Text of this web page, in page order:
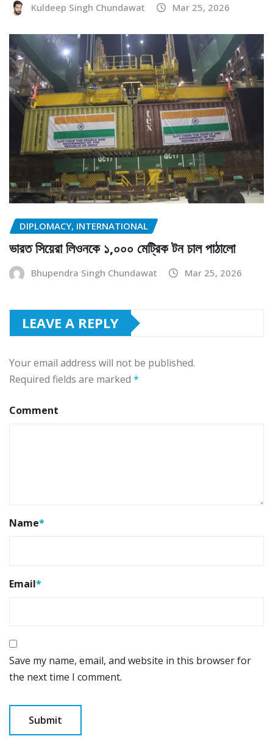
Kuldeep Singh Chundawat Mar 25, 2026
DIPLOMACY, INTERNATIONAL
ভারত সিয়েরা লিওনকে ১,০০০ মেট্রিক টন চাল পাঠালো
Bhupendra Singh Chundawat Mar 25, 2026
LEAVE A REPLY
Your email address will not be published.
Required fields are marked *
Comment
Name*
Email*
Save my name, email, and website in this browser for
the next time I comment.